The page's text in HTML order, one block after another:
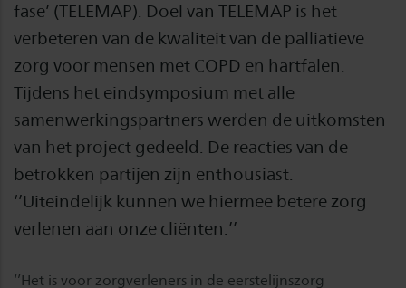
fase’ (TELEMAP). Doel van TELEMAP is het
verbeteren van de kwaliteit van de palliatieve
zorg voor mensen met COPD en hartfalen.
Tijdens het eindsymposium met alle
samenwerkingspartners werden de uitkomsten
van het project gedeeld. De reacties van de
betrokken partijen zijn enthousiast.
‘’Uiteindelijk kunnen we hiermee betere zorg
verlenen aan onze cliënten.’’
‘’Het is voor zorgverleners in de eerstelijnszorg